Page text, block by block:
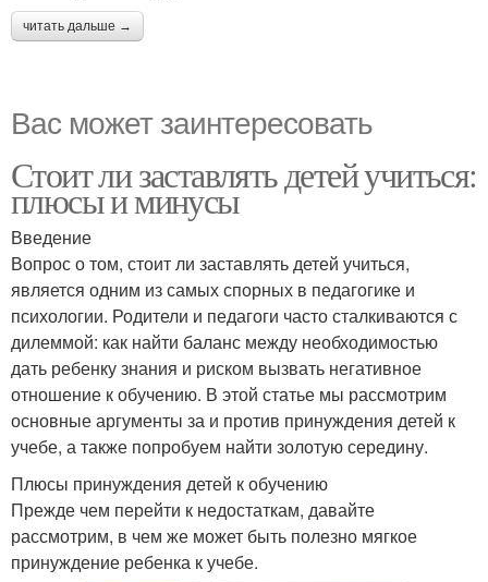
читать дальше →
Вас может заинтересовать
Стоит ли заставлять детей учиться:
плюсы и минусы
Введение
Вопрос о том, стоит ли заставлять детей учиться,
является одним из самых спорных в педагогике и
психологии. Родители и педагоги часто сталкиваются с
дилеммой: как найти баланс между необходимостью
дать ребенку знания и риском вызвать негативное
отношение к обучению. В этой статье мы рассмотрим
основные аргументы за и против принуждения детей к
учебе, а также попробуем найти золотую середину.
Плюсы принуждения детей к обучению
Прежде чем перейти к недостаткам, давайте
рассмотрим, в чем же может быть полезно мягкое
принуждение ребенка к учебе.